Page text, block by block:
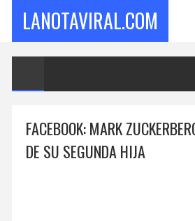
LANOTAVIRAL.COM
FACEBOOK: MARK
DE SU SEGUNDA HIJA